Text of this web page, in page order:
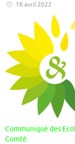
18 avril 2022
Communiqué des
Comté.